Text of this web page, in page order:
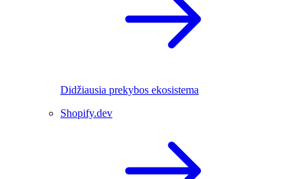
Didžiausia prekybos ekosistema
Shopify.dev